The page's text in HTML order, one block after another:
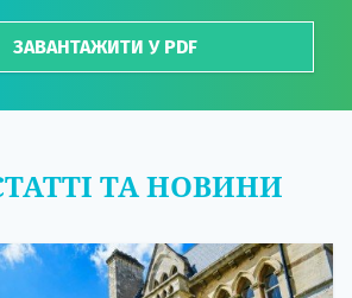
ЗАВАНТАЖИТИ У PDF
ТА НОВИНИ